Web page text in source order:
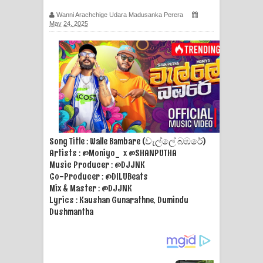
සිහියෙන් ගීතයේ පද පෙළ
ගීතයේ පද පෙළ
Pa Sina Song Lyrics - පෑ සිනා ගීතයේ
පද පෙළ
Pemwanthiye Song Lyrics -
පෙම්වන්තියේ ගීතයේ පද පෙළ
Manobhawa Song Lyrics - මනෝභව
ගීතයේ පද පෙළ
Akahe Indala Song Lyrics - ආකාහේ
Wanni Arachchige Udara Madusanka Perera
May 24, 2025
Song Title : Walle Bambare (වැල්ලේ බඹරේ)
Artists : @Moniyo_‬ x ‪@SHANPUTHA‬
Music Producer : ‪@DJJNK‬
Co-Producer : @DILUBeats‬
Mix & Master : @DJJNK‬
Lyrics : Kaushan Gunarathne, Dumindu
Dushmantha